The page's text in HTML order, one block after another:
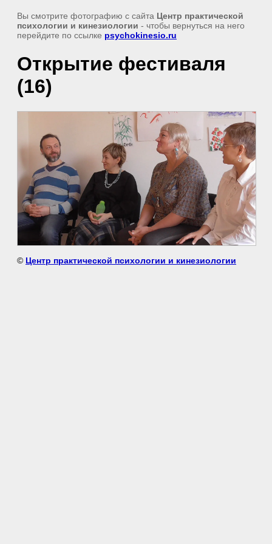
Вы смотрите фотографию с сайта Центр практической
психологии и кинезиологии - чтобы вернуться на него
перейдите по ссылке psychokinesio.ru
Открытие фестиваля
(16)
© Центр практической психологии и кинезиологии